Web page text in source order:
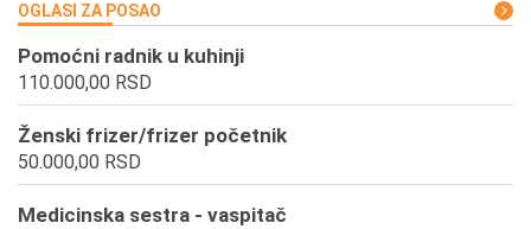
OGLASI ZA POSAO
Pomoćni radnik u kuhinji
110.000,00 RSD
Ženski frizer/frizer početnik
50.000,00 RSD
Medicinska sestra - vaspitač